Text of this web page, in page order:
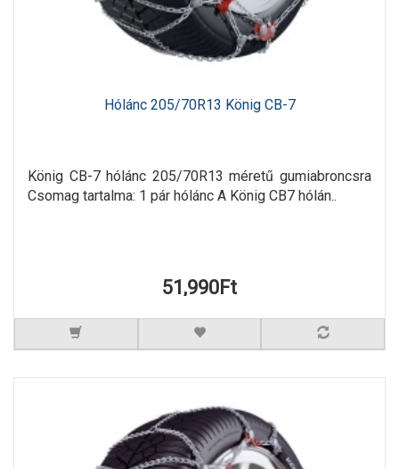
Hólánc 205/70R13 König CB-7
König CB-7 hólánc 205/70R13 méretű gumiabroncsra
Csomag tartalma: 1 pár hólánc A König CB7 hólán..
51,990Ft